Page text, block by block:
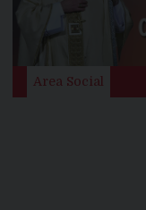
Area Social